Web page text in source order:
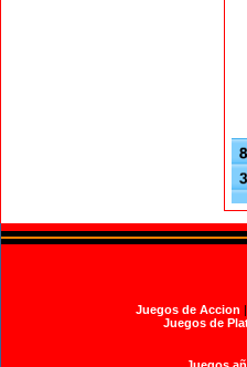
Juegos de Accion |
Juegos de